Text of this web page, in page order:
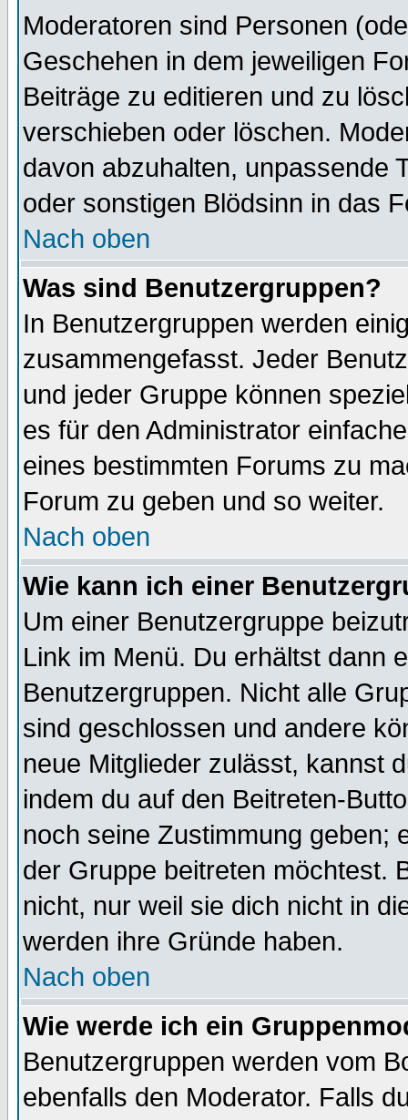
Moderatoren sind Personen
Geschehen in dem jeweiligen
Beiträge zu editieren und zu
verschieben oder löschen.
davon abzuhalten, unpassende
oder sonstigen Blödsinn in das
Nach oben
Was sind Benutzergruppen?
In Benutzergruppen werden
zusammengefasst. Jeder
und jeder Gruppe können
es für den Administrator
eines bestimmten Forums zu
Forum zu geben und so weiter.
Nach oben
Wie kann ich einer
Um einer Benutzergruppe
Link im Menü. Du erhältst dann
Benutzergruppen. Nicht alle
sind geschlossen und andere
neue Mitglieder zulässt, kannst
indem du auf den Beitreten-
noch seine Zustimmung geben;
der Gruppe beitreten möchtest.
nicht, nur weil sie dich nicht in
werden ihre Gründe haben.
Nach oben
Wie werde ich ein
Benutzergruppen werden vom
ebenfalls den Moderator. Falls